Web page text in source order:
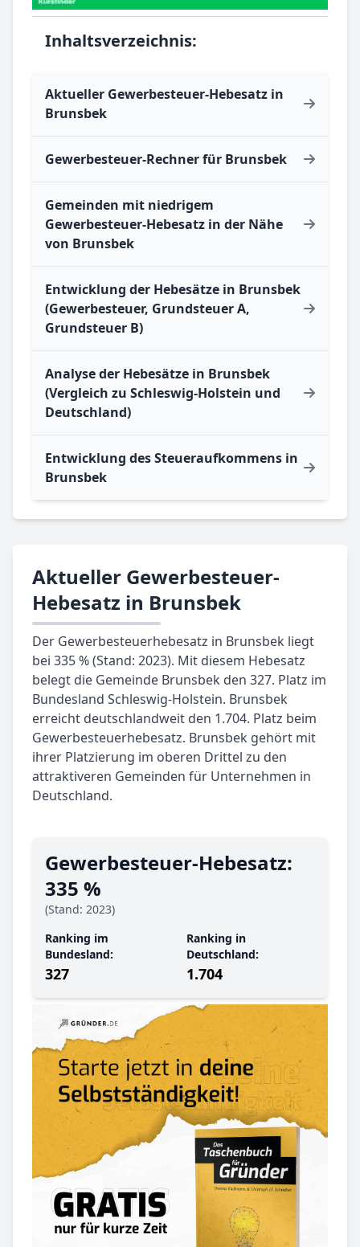
Inhaltsverzeichnis:
Aktueller Gewerbesteuer-Hebesatz in
Brunsbek
Gewerbesteuer-Rechner für Brunsbek
Gemeinden mit niedrigem
Gewerbesteuer-Hebesatz in der Nähe
von Brunsbek
Entwicklung der Hebesätze in Brunsbek
(Gewerbesteuer, Grundsteuer A,
Grundsteuer B)
Analyse der Hebesätze in Brunsbek
(Vergleich zu Schleswig-Holstein und
Deutschland)
Entwicklung des Steueraufkommens in
Brunsbek
Aktueller Gewerbesteuer-
Hebesatz in Brunsbek
Der Gewerbesteuerhebesatz in Brunsbek liegt
bei 335 % (Stand: 2023). Mit diesem Hebesatz
belegt die Gemeinde Brunsbek den 327. Platz im
Bundesland Schleswig-Holstein. Brunsbek
erreicht deutschlandweit den 1.704. Platz beim
Gewerbesteuerhebesatz. Brunsbek gehört mit
ihrer Platzierung im oberen Drittel zu den
attraktiveren Gemeinden für Unternehmen in
Deutschland.
Gewerbe­steuer-Hebe­satz:
335 %
(Stand: 2023)
Ranking im
Bundesland:
327
Ranking in
Deutschland:
1.704